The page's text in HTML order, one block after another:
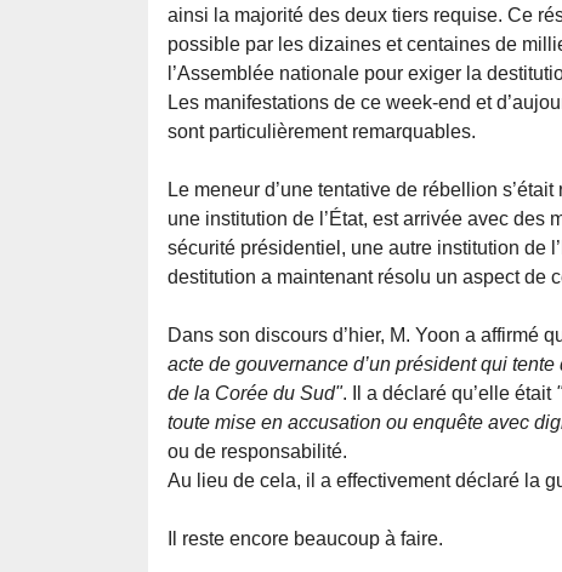
ainsi la majorité des deux tiers requise. Ce
possible par les dizaines et centaines de
l’Assemblée nationale pour exiger la
Les manifestations de ce week-end et
sont particulièrement remarquables.
Le meneur d’une tentative de rébellion
une institution de l’État, est arrivée avec
sécurité présidentiel, une autre institution de
destitution a maintenant résolu un aspect de
Dans son discours d’hier, M. Yoon a affirmé
acte de gouvernance d’un président qui
de la Corée du Sud". Il a déclaré qu’elle était
toute mise en accusation ou enquête avec
ou de responsabilité.
Au lieu de cela, il a effectivement déclaré la
Il reste encore beaucoup à faire.